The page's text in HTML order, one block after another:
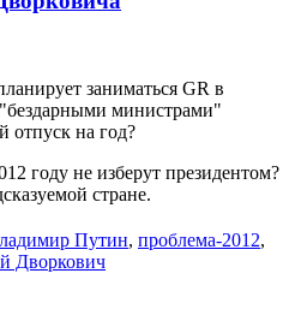
заниматься GR в
министрами"
отпуск на год?
году не изберут президентом?
стране.
Путин, проблема-2012,
Дворкович